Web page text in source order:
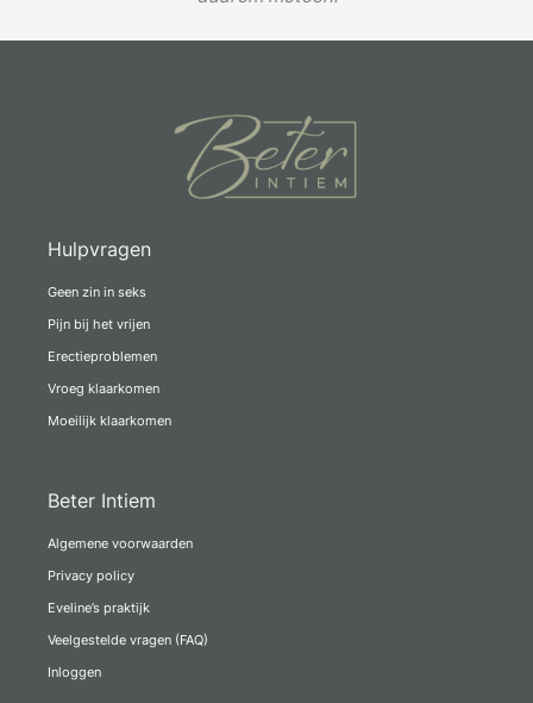
Hulpvragen
Geen zin in seks
Pijn bij het vrijen
Erectieproblemen
Vroeg klaarkomen
Moeilijk klaarkomen
Beter Intiem
Algemene voorwaarden
Privacy policy
Eveline’s praktijk
Veelgestelde vragen (FAQ)
Inloggen